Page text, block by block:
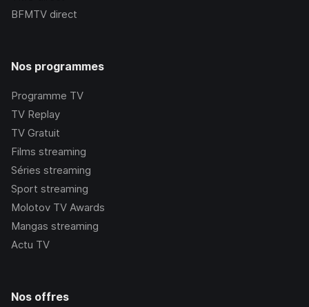
BFMTV direct
Nos programmes
Programme TV
TV Replay
TV Gratuit
Films streaming
Séries streaming
Sport streaming
Molotov TV Awards
Mangas streaming
Actu TV
Nos offres